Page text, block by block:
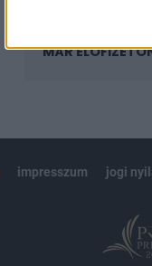
MÁR
impresszum jogi